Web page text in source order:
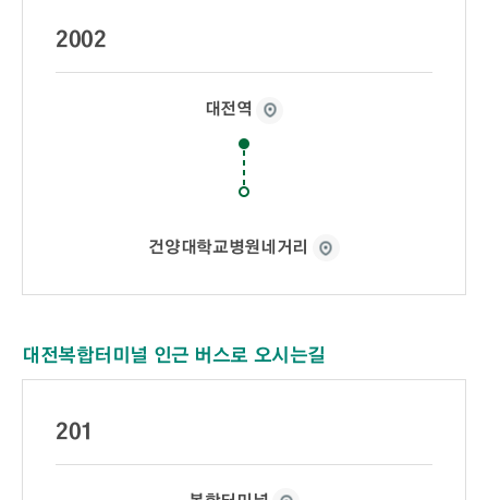
2002
대전역
건양대학교병원네거리
대전복합터미널 인근 버스로 오시는길
201